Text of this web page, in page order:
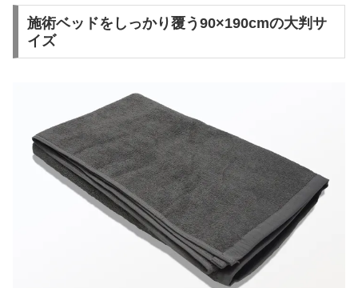
施術ベッドをしっかり覆う90×190cmの大判サ
イズ